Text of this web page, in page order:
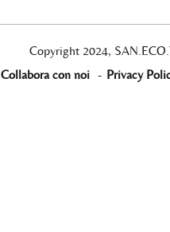
Copyright 2024,
Collabora con noi - Privacy